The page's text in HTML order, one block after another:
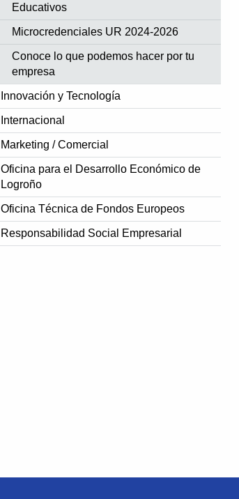
Educativos
Microcredenciales UR 2024-2026
Conoce lo que podemos hacer por tu
empresa
Innovación y Tecnología
Internacional
Marketing / Comercial
Oficina para el Desarrollo Económico de
Logroño
Oficina Técnica de Fondos Europeos
Responsabilidad Social Empresarial